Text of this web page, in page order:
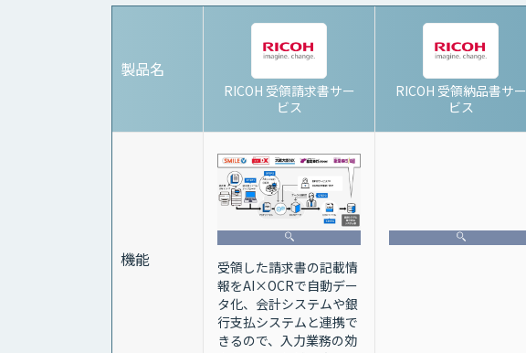
製品名
RICOH 受領請求書サー
ビス
RICOH 受領納品書サー
ビス
機能
受領した請求書の記載情
報をAI×OCRで自動デー
タ化、会計システムや銀
行支払システムと連携で
きるので、入力業務の効